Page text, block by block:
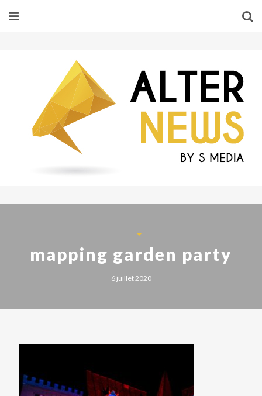
mapping garden party
6 juillet 2020